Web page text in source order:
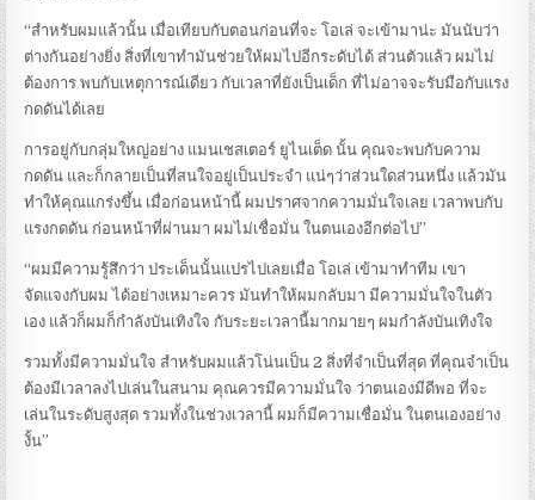
“สำหรับผมแล้วนั้น เมื่อเทียบกับตอนก่อนที่จะ โอเล่ จะเข้ามาน่ะ มันนับว่า
ต่างกันอย่างยิ่ง สิ่งที่เขาทำมันช่วยให้ผมไปอีกระดับได้ ส่วนตัวแล้ว ผมไม่
ต้องการ พบกับเหตุการณ์เดียว กับเวลาที่ยังเป็นเด็ก ที่ไม่อาจจะรับมือกับแรง
กดดันได้เลย
การอยู่กับกลุ่มใหญ่อย่าง แมนเชสเตอร์ ยูไนเต็ด นั้น คุณจะพบกับความ
กดดัน และก็กลายเป็นที่สนใจอยู่เป็นประจำ แน่ๆว่าส่วนใดส่วนหนึ่ง แล้วมัน
ทำให้คุณแกร่งขึ้น เมื่อก่อนหน้านี้ ผมปราศจากความมั่นใจเลย เวลาพบกับ
แรงกดดัน ก่อนหน้าที่ผ่านมา ผมไม่เชื่อมั่น ในตนเองอีกต่อไป”
“ผมมีความรู้สึกว่า ประเด็นนั้นแปรไปเลยเมื่อ โอเล่ เข้ามาทำทีม เขา
จัดแจงกับผม ได้อย่างเหมาะควร มันทำให้ผมกลับมา มีความมั่นใจในตัว
เอง แล้วก็ผมก็กำลังบันเทิงใจ กับระยะเวลานี้มากมายๆ ผมกำลังบันเทิงใจ
รวมทั้งมีความมั่นใจ สำหรับผมแล้วโน่นเป็น 2 สิ่งที่จำเป็นที่สุด ที่คุณจำเป็น
ต้องมีเวลาลงไปเล่นในสนาม คุณควรมีความมั่นใจ ว่าตนเองมีดีพอ ที่จะ
เล่นในระดับสูงสุด รวมทั้งในช่วงเวลานี้ ผมก็มีความเชื่อมั่น ในตนเองอย่าง
งั้น”